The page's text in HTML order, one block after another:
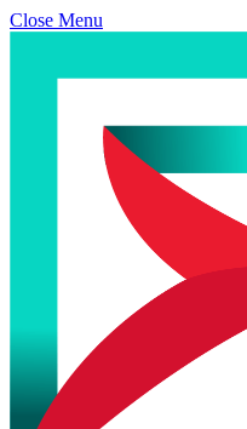
Close Menu